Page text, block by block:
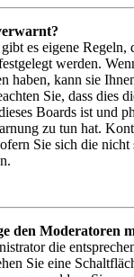
es eigene Regeln,
werden.
haben, kann sie
Sie, dass dies
Boards ist und
zu tun hat.
Sie sich die
den Moderatoren
die
Sie eine